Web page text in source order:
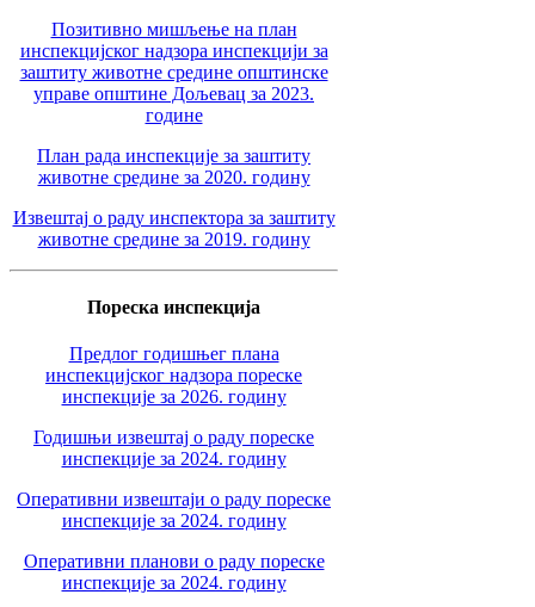
Позитивно мишљење на план
инспекцијског надзора инспекцији за
заштиту животне средине општинске
управе општине Дољевац за 2023.
године
План рада инспекције за заштиту
животне средине за 2020. годину
Извештај о раду инспектора за заштиту
животне средине за 2019. годину
Пореска инспекција
Предлог годишњег плана
инспекцијског надзора пореске
инспекције за 2026. годину
Годишњи извештај о раду пореске
инспекције за 2024. годину
Оперативни извештаји о раду пореске
инспекције за 2024. годину
Оперативни планови о раду пореске
инспекције за 2024. годину